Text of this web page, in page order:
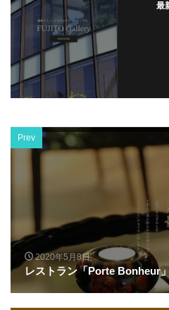
最
Prev
2020年5月8日
レストラン「Porte Bonheur」